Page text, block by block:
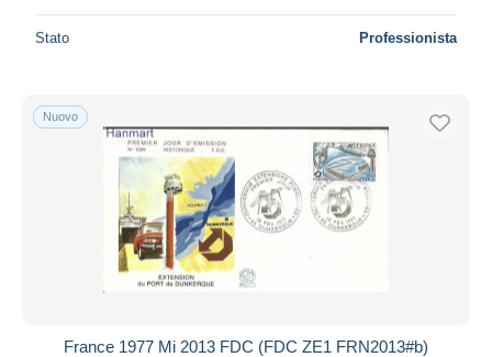
Stato Professionista
Nuovo
France 1977 Mi 2013 FDC (FDC ZE1 FRN2013#b)